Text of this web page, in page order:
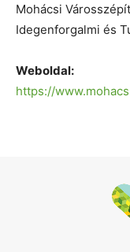
Mohácsi
Idegenforgalmi és
Weboldal:
https://